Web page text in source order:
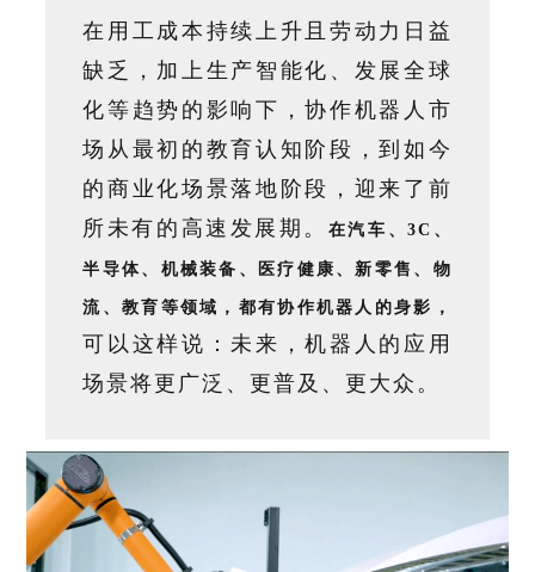
在用工成本持续上升且劳动力日益
缺乏，加上生产智能化、发展全球
化等趋势的影响下，协作机器人市
场从最初的教育认知阶段，到如今
的商业化场景落地阶段，迎来了前
所未有的高速发展期。
在汽车、3C、
半导体、机械装备、医疗健康、新零售、物
流、教育等领域，都有协作机器人的身影，
可以这样说：未来，机器人的应用
场景将更广泛、更普及、更大众。